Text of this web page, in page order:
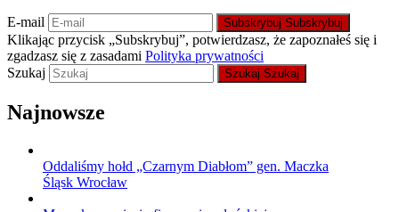
E-mail Subskrybuj Subskrybuj
Klikając przycisk „Subskrybuj”, potwierdzasz, że zapoznałeś się i
zgadzasz się z zasadami Polityka prywatności
Szukaj
Szukaj Szukaj
Najnowsze
Oddaliśmy hołd „Czarnym Diabłom” gen. Maczka
Śląsk Wrocław